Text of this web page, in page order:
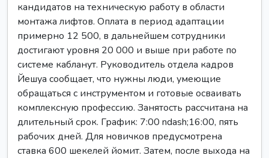
кандидатов на техническую работу в области
монтажа лифтов. Оплата в период адаптации
примерно 12 500, в дальнейшем сотрудники
достигают уровня 20 000 и выше при работе по
системе кабланут. Руководитель отдела кадров
Йешуа сообщает, что нужны люди, умеющие
обращаться с инструментом и готовые осваивать
комплексную профессию. Занятость рассчитана на
длительный срок. График: 7:00 ndash;16:00, пять
рабочих дней. Для новичков предусмотрена
ставка 600 шекелей йомит. Затем, после выхода на